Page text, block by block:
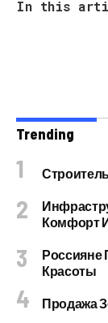
In this
Trending
Комфорт
Россияне
Красоты
Продажа